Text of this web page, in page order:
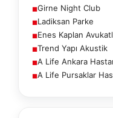
■Girne Night Club
■Ladiksan Parke
■Enes Kaplan
■Trend Yapı Akustik
■A Life Ankara
■A Life Pursaklar